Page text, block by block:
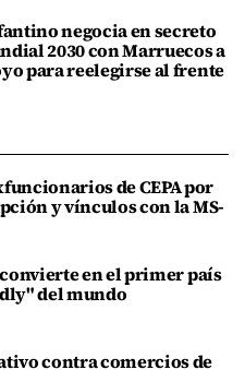
negocia en secreto
2030 con Marruecos a
para reelegirse al frente
de CEPA por
y vínculos con la MS-
en el primer país
del mundo
contra comercios de